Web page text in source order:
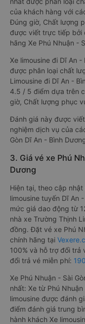
của khách hàng với
Đúng giờ, Chất lượng
được viết trực tiếp bởi
hãng Xe Phú Nhuận -
Xe limousine đi Dĩ An
được phân loại chất
Limousine đi Dĩ An -
4.5 / 5 điểm dựa trên
giờ, Chất lượng phục
Đánh giá này được
nghiệm dịch vụ của
Gòn Dĩ An - Bình
3. Giá vé xe Phú
Dương
Hiện tại, theo cập
limousine tuyến Dĩ An
mức giá dao động từ
nhà xe Trường Thịnh
đồng. Đặt vé xe Phú
chính hãng tại
100% và hỗ trợ đổi trả
đổi trả vé miễn phí:
Xe Phú Nhuận - Sài
nhất: Xe từ Phú
limousine được đánh
điểm đánh giá trung
hành khách Xe